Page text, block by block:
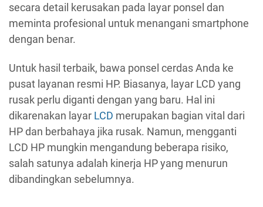
secara detail kerusakan pada layar ponsel dan
meminta profesional untuk menangani smartphone
dengan benar.
Untuk hasil terbaik, bawa ponsel cerdas Anda ke
pusat layanan resmi HP. Biasanya, layar LCD yang
rusak perlu diganti dengan yang baru. Hal ini
dikarenakan layar LCD merupakan bagian vital dari
HP dan berbahaya jika rusak. Namun, mengganti
LCD HP mungkin mengandung beberapa risiko,
salah satunya adalah kinerja HP ​​yang menurun
dibandingkan sebelumnya.